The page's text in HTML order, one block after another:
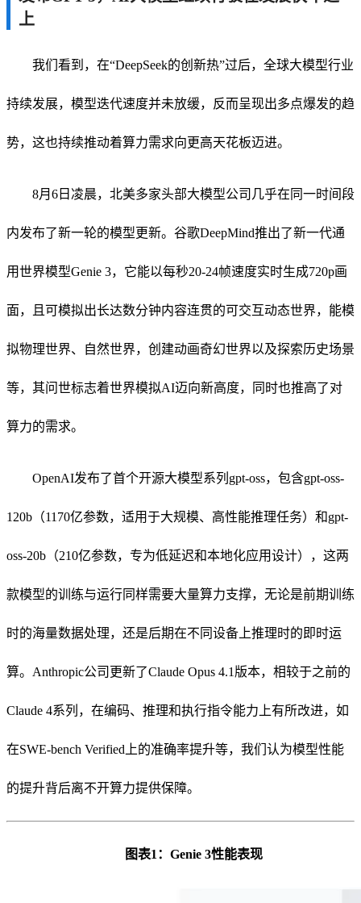
上
我们看到，在“DeepSeek的创新热”过后，全球大模型行业
持续发展，模型迭代速度并未放缓，反而呈现出多点爆发的趋
势，这也持续推动着算力需求向更高天花板迈进。
8月6日凌晨，北美多家头部大模型公司几乎在同一时间段
内发布了新一轮的模型更新。谷歌DeepMind推出了新一代通
用世界模型Genie 3，它能以每秒20-24帧速度实时生成720p画
面，且可模拟出长达数分钟内容连贯的可交互动态世界，能模
拟物理世界、自然世界，创建动画奇幻世界以及探索历史场景
等，其问世标志着世界模拟AI迈向新高度，同时也推高了对
算力的需求。
OpenAI发布了首个开源大模型系列gpt-oss，包含gpt-oss-
120b（1170亿参数，适用于大规模、高性能推理任务）和gpt-
oss-20b（210亿参数，专为低延迟和本地化应用设计），这两
款模型的训练与运行同样需要大量算力支撑，无论是前期训练
时的海量数据处理，还是后期在不同设备上推理时的即时运
算。Anthropic公司更新了Claude Opus 4.1版本，相较于之前的
Claude 4系列，在编码、推理和执行指令能力上有所改进，如
在SWE-bench Verified上的准确率提升等，我们认为模型性能
的提升背后离不开算力提供保障。
图表1：Genie 3性能表现